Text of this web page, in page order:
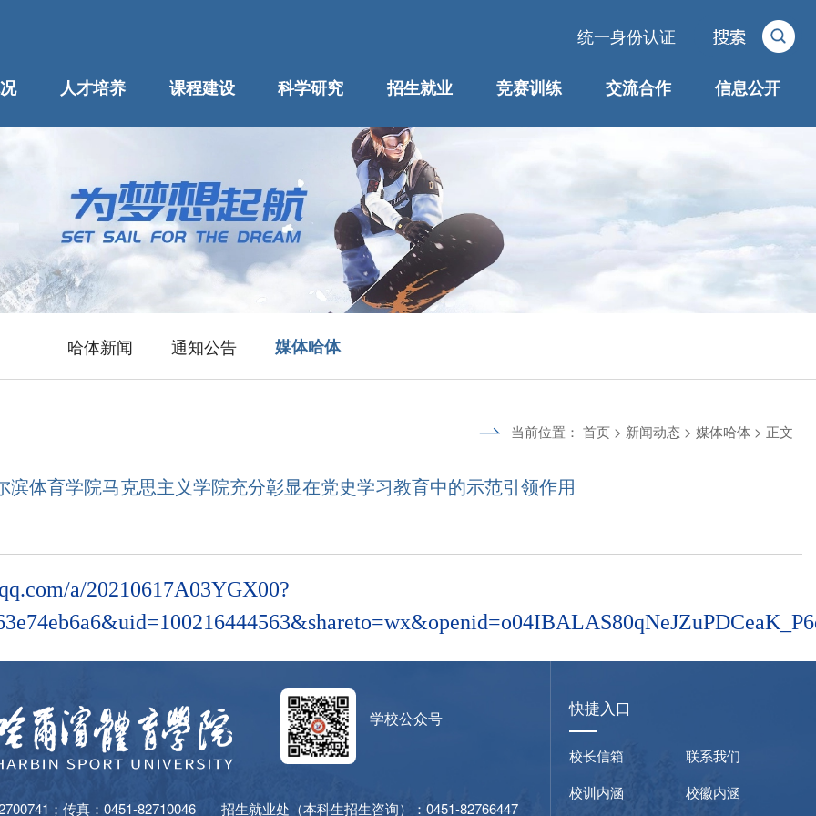
统一身份认证
人才培养 课程建设 科学研究 招生就业 竞赛训练 交流合作 信息公开
哈体新闻 通知公告 媒体哈体
当前位置： 首页 > 新闻动态 > 媒体哈体 > 正文
体育学院马克思主义学院充分彰显在党史学习教育中的示范引领作用
a/20210617A03YGX00?
学校公众号
；传真：0451-82710046 招生就业处（本科生招生咨询）：0451-82766447
快捷入口
校长信箱
联系我们
校训内涵
校徽内涵